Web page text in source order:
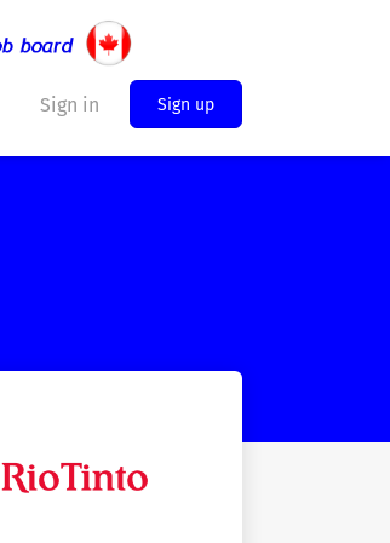
Sign in Sign up